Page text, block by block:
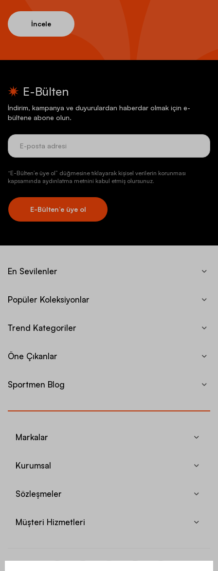
İncele
E-Bülten
İndirim, kampanya ve duyurulardan haberdar olmak için e-
bültene abone olun.
“E-Bülten’e üye ol” düğmesine tıklayarak kişisel verilerin korunması
kapsamında aydınlatma metnini kabul etmiş olursunuz.
E-Bülten’e üye ol
En Sevilenler
Popüler Koleksiyonlar
Trend Kategoriler
Öne Çıkanlar
Sportmen Blog
Markalar
Kurumsal
Sözleşmeler
Müşteri Hizmetleri